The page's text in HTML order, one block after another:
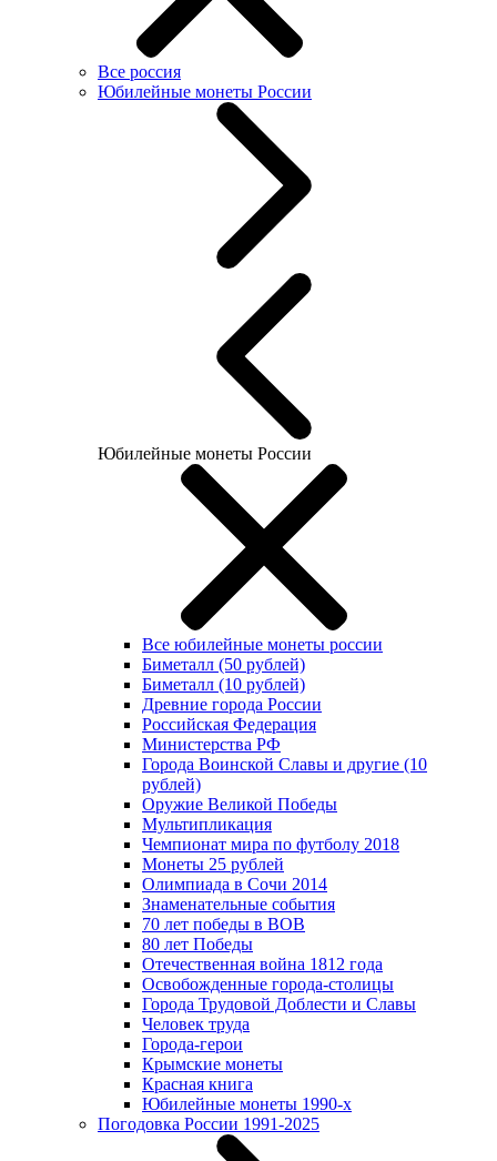
Все россия
Юбилейные монеты России
Юбилейные монеты России
Все юбилейные монеты россии
Биметалл (50 рублей)
Биметалл (10 рублей)
Древние города России
Российская Федерация
Министерства РФ
Города Воинской Славы и другие (10
рублей)
Оружие Великой Победы
Мультипликация
Чемпионат мира по футболу 2018
Монеты 25 рублей
Олимпиада в Сочи 2014
Знаменательные события
70 лет победы в ВОВ
80 лет Победы
Отечественная война 1812 года
Освобожденные города-столицы
Города Трудовой Доблести и Славы
Человек труда
Города-герои
Крымские монеты
Красная книга
Юбилейные монеты 1990-х
Погодовка России 1991-2025